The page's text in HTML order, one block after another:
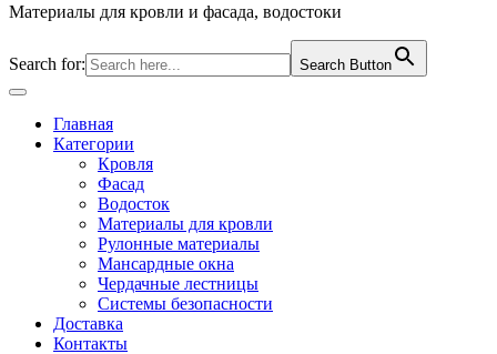
Материалы для кровли и фасада, водостоки
Search for: Search Button
Open
ButtonГлавная
Категории
Кровля
Фасад
Водосток
Материалы для кровли
Рулонные материалы
Мансардные окна
Чердачные лестницы
Системы безопасности
Доставка
Контакты